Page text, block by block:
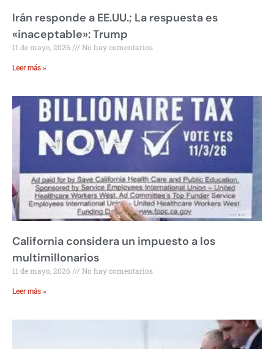
Irán responde a EE.UU.; La respuesta es
«inaceptable»: Trump
11 de mayo, 2026 No hay comentarios
Leer más »
California considera un impuesto a los
multimillonarios
11 de mayo, 2026 No hay comentarios
Leer más »